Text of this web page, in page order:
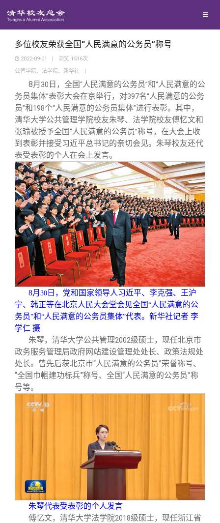
地区联络
年级联络
院系校友工作
专业委员会
兴趣群体
西南联大校友会
回馈母校
捐赠项目
捐赠新闻
捐赠纪事
捐赠方法
义工计划
媒体平台
《清华校友通讯》
《水木清华》
我要订阅
新媒体平台
百年清华
清华人物
清华故事
青春风采
校友文苑
校友讲坛
校友视界
校友服务
终身学习
信息化服务
三创大赛
实用信息
校友总会
总会简介
会长致辞
总会章程
理事会名单
制度法规
联系我们
关闭
多位校友荣获全国“人民满意的公务员”称号
2022-09-01 | 浏览 1516次
公管学院、法学院、新华社
|
8月 30 日，全国“人民满意的公务员”和“人民满意的公
务员集体”表彰大会在京举行，对397名“人民满意的公务
员”和198个“人民满意的公务员集体”进行表彰。其中，
清华大学公共管理学院校友朱琴、法学院校友傅忆文和
张瑜被授予全国“人民满意的公务员”称号，在大会上收
到表彰并接受习近平总书记的亲切会见。朱琴校友还代
表受表彰的个人在会上发言。
8月 30 日，党和国家领导人习近平、李克强、王沪
宁、韩正等在北京人民大会堂会见全国 “人民满意的公
务员”和“人民满意的公务员集体”代表。新华社记者 李
学仁 摄
朱琴，清华大学公共管理2002级硕士，现任北京市
政务服务管理局政府网站建设管理处处长、政策法规处
处长。曾先后获北京市“人民满意的公务员”荣誉称号、
“全国巾帼建功标兵”称号、全国“人民满意的公务员”称
号等。
朱琴代表受表彰的个人发言
傅忆文，清华大学法学院2018级硕士，现任浙江省